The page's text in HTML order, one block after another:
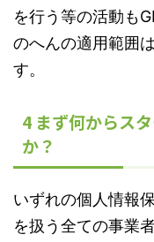
を行う等の活動も
のへんの適用範囲
す。
4 まず何からス
か？
いずれの個人情報
を扱う全ての事業